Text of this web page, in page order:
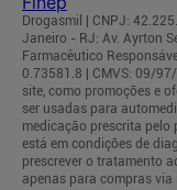
Drogasmil | CNPJ:
Janeiro - RJ: Av. Ayrton
Farmacêutico
0.73581.8 | CMVS: 09/
site, como promoções e
ser usadas para
medicação prescrita pelo
está em condições de
prescrever o tratamento
apenas para compras